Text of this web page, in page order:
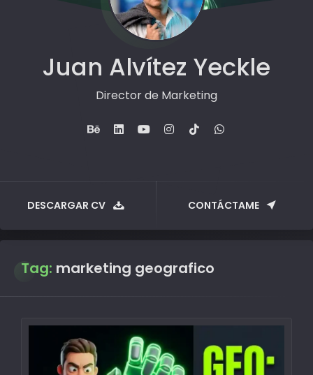
Juan Alvítez Yeckle
Director de Marketing
DESCARGAR CV CONTÁCTAME
Tag: marketing geografico